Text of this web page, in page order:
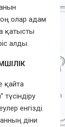
олар адам
қатысты
алды.
қайта
енгізді.
діни